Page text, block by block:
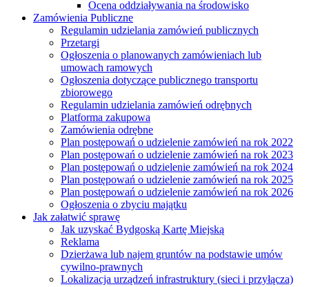
Ocena oddziaływania na środowisko
Zamówienia Publiczne
Regulamin udzielania zamówień publicznych
Przetargi
Ogłoszenia o planowanych zamówieniach lub
umowach ramowych
Ogłoszenia dotyczące publicznego transportu
zbiorowego
Regulamin udzielania zamówień odrębnych
Platforma zakupowa
Zamówienia odrębne
Plan postępowań o udzielenie zamówień na rok 2022
Plan postępowań o udzielenie zamówień na rok 2023
Plan postępowań o udzielenie zamówień na rok 2024
Plan postępowań o udzielenie zamówień na rok 2025
Plan postępowań o udzielenie zamówień na rok 2026
Ogłoszenia o zbyciu majątku
Jak załatwić sprawę
Jak uzyskać Bydgoską Kartę Miejską
Reklama
Dzierżawa lub najem gruntów na podstawie umów
cywilno-prawnych
Lokalizacja urządzeń infrastruktury (sieci i przyłącza)